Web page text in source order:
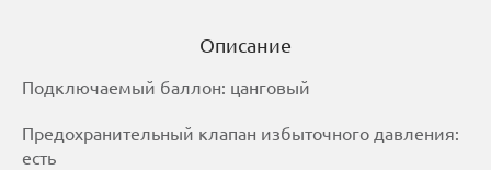
Описание
Подключаемый баллон: цанговый
Предохранительный клапан избыточного давления:
есть